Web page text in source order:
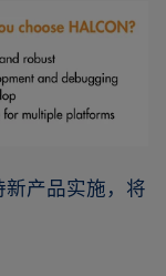
产品实施，将